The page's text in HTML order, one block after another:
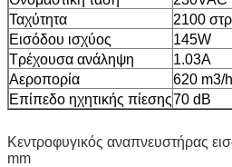
Ταχύτητα
2100
Εισόδου ισχύος
145W
Τρέχουσα ανάληψη
1.03Α
Αεροπορία
620 m3/h
Επίπεδο ηχητικής πίεσης70 dB
Κεντροφυγικός αναπνευστήρας
mm